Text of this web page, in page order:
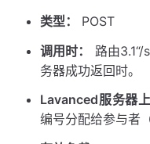
类型：
POST
调用时：
路由
务器成功返回时。
Lavanced服务器
编号分配给参与者